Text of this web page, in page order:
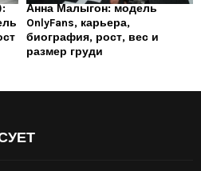
Анна Малыгон: модель
OnlyFans, карьера,
биография, рост, вес и
размер груди